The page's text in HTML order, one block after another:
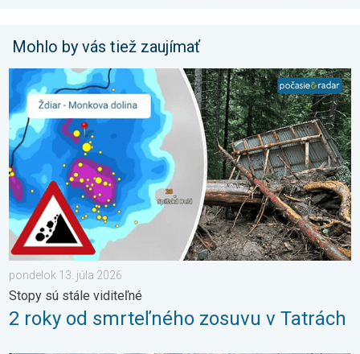
Mohlo by vás tiež zaujímať
2 roky od smrteľného zosuvu v Tatrách. Stopy sú stále
pondelok 13. júla 2026
Stopy sú stále viditeľné
2 roky od smrteľného zosuvu v Tatrách